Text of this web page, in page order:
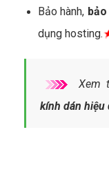
Bảo hành,
dụng hosting.
Xem
kính dán hiệu